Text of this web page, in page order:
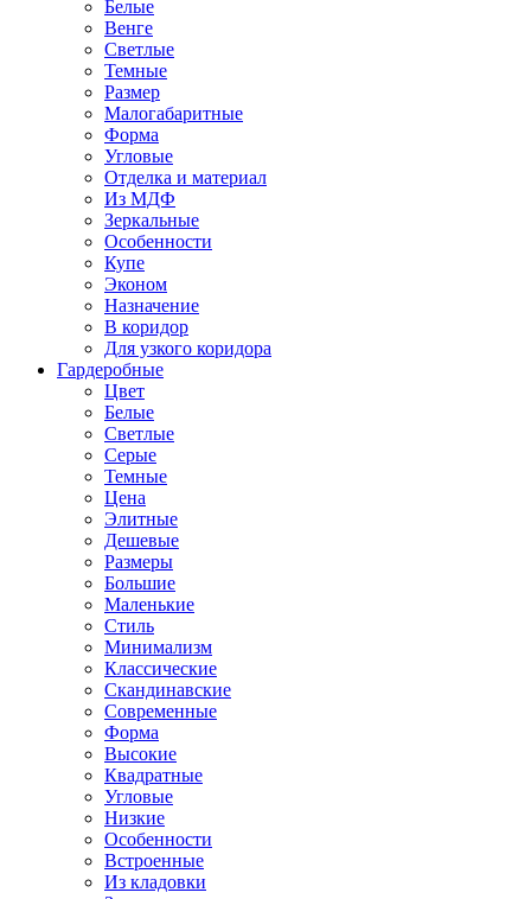
Белые
Венге
Светлые
Темные
Размер
Малогабаритные
Форма
Угловые
Отделка и материал
Из МДФ
Зеркальные
Особенности
Купе
Эконом
Назначение
В коридор
Для узкого коридора
Гардеробные
Цвет
Белые
Светлые
Серые
Темные
Цена
Элитные
Дешевые
Размеры
Большие
Маленькие
Стиль
Минимализм
Классические
Скандинавские
Современные
Форма
Высокие
Квадратные
Угловые
Низкие
Особенности
Встроенные
Из кладовки